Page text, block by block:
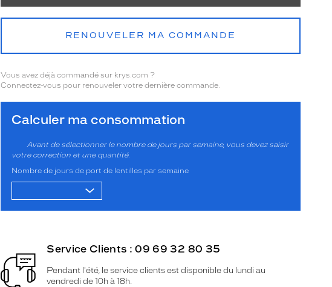
RENOUVELER MA COMMANDE
Vous avez déjà commandé sur krys.com ?
Connectez-vous pour renouveler votre dernière commande.
Calculer ma consommation
Avant de sélectionner le nombre de jours par semaine, vous devez saisir
votre correction et une quantité.
Nombre de jours de port de lentilles par semaine
Service Clients : 09 69 32 80 35
Pendant l'été, le service clients est disponible du lundi au
vendredi de 10h à 18h.